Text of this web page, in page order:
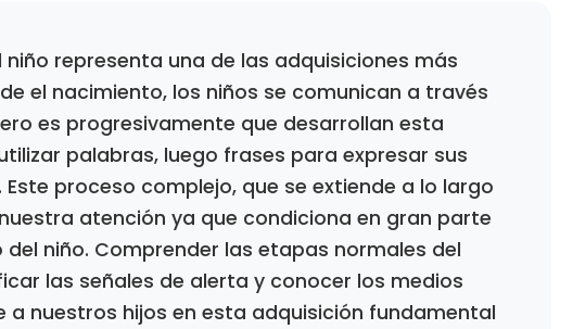
niño representa una de las adquisiciones más
el nacimiento, los niños se comunican a través
es progresivamente que desarrollan esta
palabras, luego frases para expresar sus
proceso complejo, que se extiende a lo largo
atención ya que condiciona en gran parte
niño. Comprender las etapas normales del
las señales de alerta y conocer los medios
nuestros hijos en esta adquisición fundamental